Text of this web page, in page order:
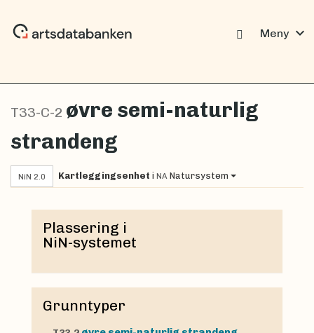
Meny expand_more
T33-C-2 øvre semi-naturlig
strandeng
NiN 2.0 Kartleggingsenhet i NA Natursystem
Plassering i
NiN-systemet
Grunntyper